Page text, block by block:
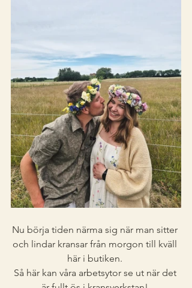
Nu börja tiden närma sig när man sitter
och lindar kransar från morgon till kväll
här i butiken.
Så här kan våra arbetsytor se ut när det